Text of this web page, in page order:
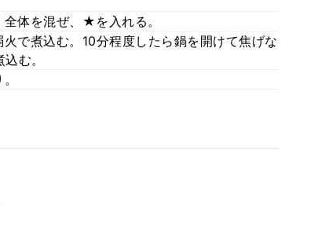
体を混ぜ、★を入れる。
で煮込む。10分程度したら鍋を開けて焦げな
む。